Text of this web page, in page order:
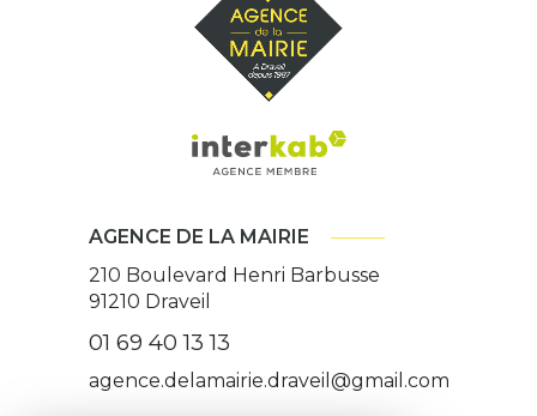
AGENCE DE LA MAIRIE
210 Boulevard Henri Barbusse
91210 Draveil
01 69 40 13 13
agence.delamairie.draveil@gmail.com